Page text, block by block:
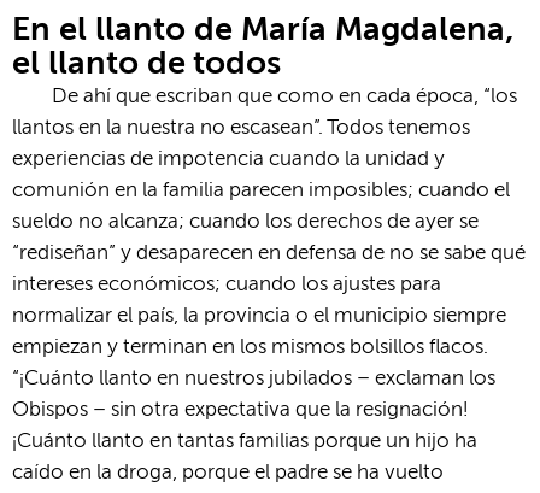
En el llanto de María Magdalena,
el llanto de todos
De ahí que escriban que como en cada época, “los
llantos en la nuestra no escasean”. Todos tenemos
experiencias de impotencia cuando la unidad y
comunión en la familia parecen imposibles; cuando el
sueldo no alcanza; cuando los derechos de ayer se
“rediseñan” y desaparecen en defensa de no se sabe qué
intereses económicos; cuando los ajustes para
normalizar el país, la provincia o el municipio siempre
empiezan y terminan en los mismos bolsillos flacos.
“¡Cuánto llanto en nuestros jubilados – exclaman los
Obispos – sin otra expectativa que la resignación!
¡Cuánto llanto en tantas familias porque un hijo ha
caído en la droga, porque el padre se ha vuelto